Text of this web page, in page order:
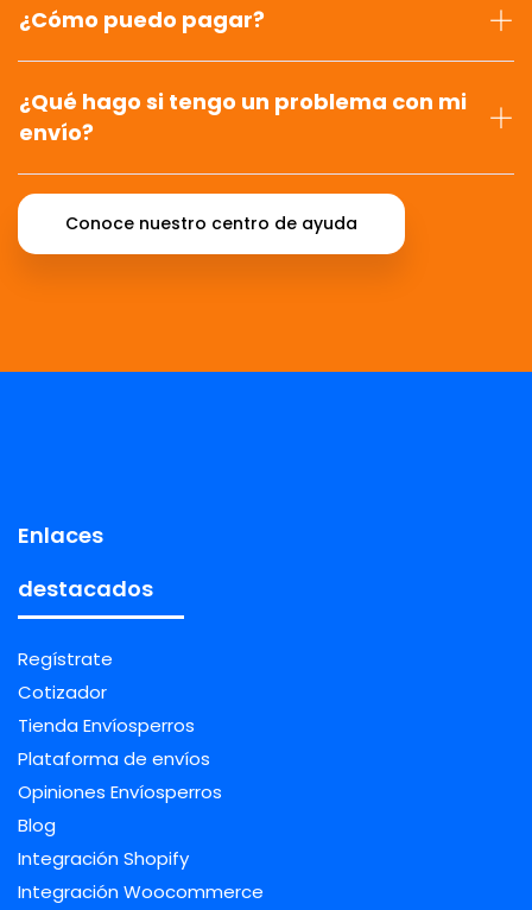
¿Cómo puedo pagar?
¿Qué hago si tengo un problema con mi
envío?
Conoce nuestro centro de ayuda
Enlaces
destacados
Regístrate
Cotizador
Tienda Envíosperros
Plataforma de envíos
Opiniones Envíosperros
Blog
Integración Shopify
Integración Woocommerce